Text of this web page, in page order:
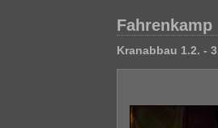
Fahrenkamp
Kranabbau 1.2. -